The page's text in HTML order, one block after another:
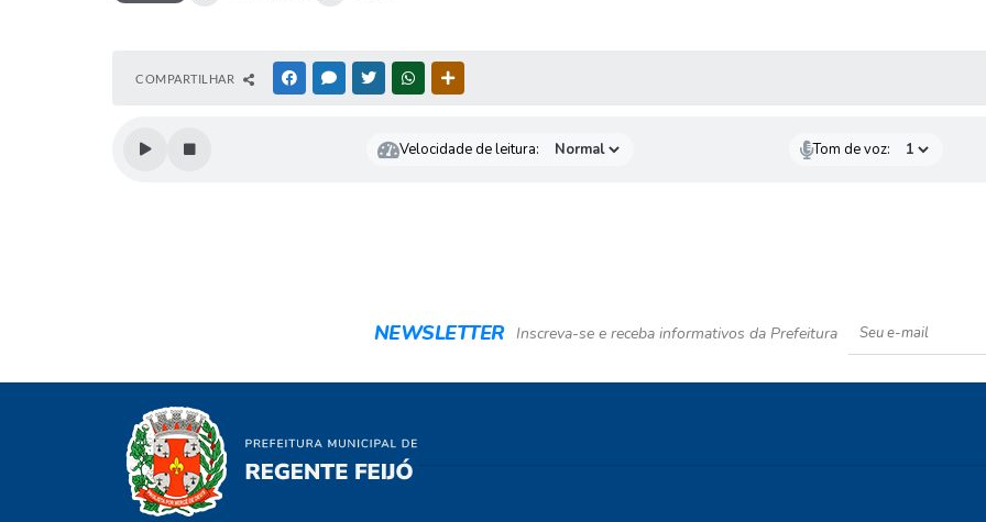
COMPARTILHAR FACEBOOKMESSENGER
TWITTERWHATSAPP
Velocidade de leitura: Tom de voz:
NEWSLETTER Inscreva-se e receba informativos da Prefeitura